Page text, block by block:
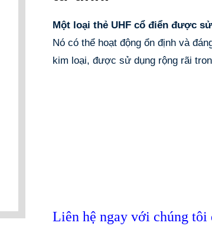
Một loại thẻ UHF cổ điển được
Nó có thể hoạt động ổn định và
kim loại, được sử dụng rộng rãi
Liên hệ ngay với chúng